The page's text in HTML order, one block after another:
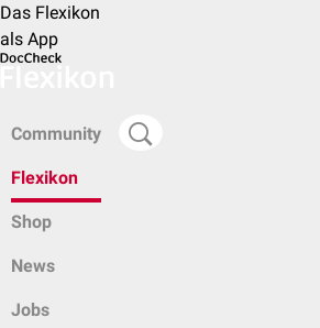
Das Flexikon
als App
Community
Flexikon
Shop
News
Jobs